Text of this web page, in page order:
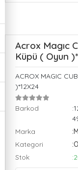
Acrox Magıc
Küpü ( Oyun
ACROX MAGIC
)*12X24
Barkod
Marka
Kategori
Stok